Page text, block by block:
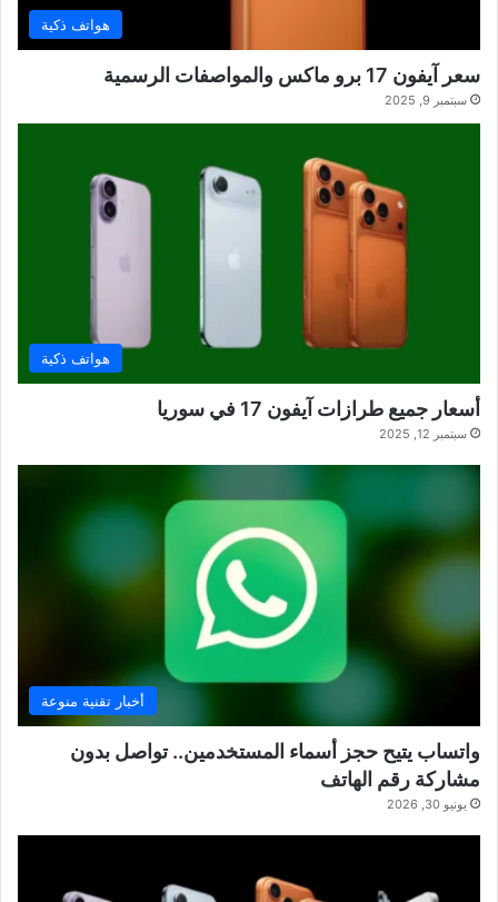
هواتف ذكية
سعر آيفون 17 برو ماكس والمواصفات الرسمية
سبتمبر 9, 2025
هواتف ذكية
أسعار جميع طرازات آيفون 17 في سوريا
سبتمبر 12, 2025
أخبار تقنية منوعة
واتساب يتيح حجز أسماء المستخدمين.. تواصل بدون
مشاركة رقم الهاتف
يونيو 30, 2026